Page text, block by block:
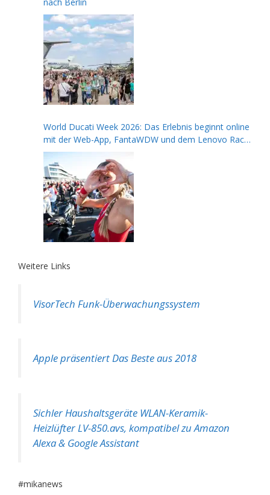
World Ducati Week 2026: Das Erlebnis beginnt online
mit der Web-App, FantaWDW und dem Lenovo Race
of Champions Contest
Weitere Links
VisorTech Funk-Überwachungssystem
Apple präsentiert Das Beste aus 2018
Sichler Haushaltsgeräte WLAN-Keramik-
Heizlüfter LV-850.avs, kompatibel zu Amazon
Alexa & Google Assistant
#mikanews